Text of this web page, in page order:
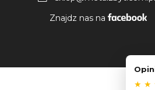
Znajdz nas na
★ ★